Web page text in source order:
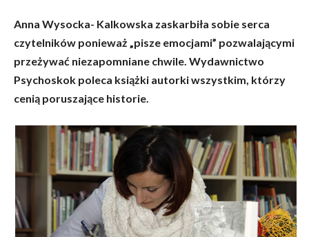
Anna Wysocka- Kalkowska zaskarbiła sobie serca
czytelników ponieważ „pisze emocjami” pozwalającymi
przeżywać niezapomniane chwile. Wydawnictwo
Psychoskok poleca książki autorki wszystkim, którzy
cenią poruszające historie.